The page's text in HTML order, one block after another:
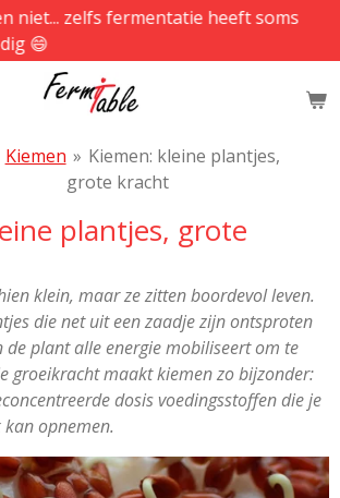
niet... zelfs fermentatie heeft soms
😄
Kiemen » Kiemen: kleine plantjes,
grote kracht
plantjes, grote
klein, maar ze zitten boordevol leven.
die net uit een zaadje zijn ontsproten
plant alle energie mobiliseert om te
groeikracht maakt kiemen zo bijzonder:
dosis voedingsstoffen die je
opnemen.